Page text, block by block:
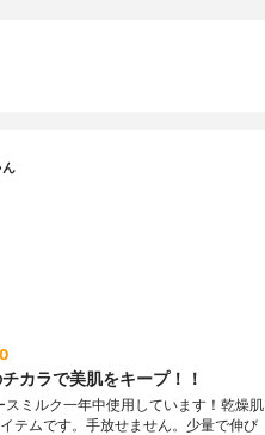
ん
カラで美肌をキープ！！
スミルク一年中使用しています！乾燥肌
テムです。手放せません。少量で伸び